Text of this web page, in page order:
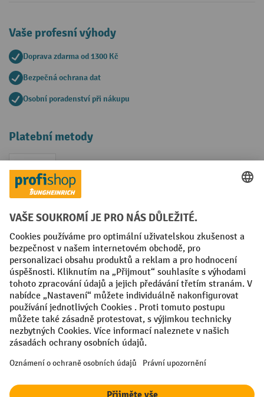
Vaše profesní výhody
Doprava zdarma od 1300 Kč
Bezpečná ochrana dat
Osobní poradenství při nákupu
Platební metody
Faktura
Sociální sítě
Facebook
YouTubeLinkedIn
VODP Otisk
Prohlášení o ochraně osobních údajů
Nastavení ochrany osobních údajů
All prices excl. VAT plusshipping costsand possible delivery charges,